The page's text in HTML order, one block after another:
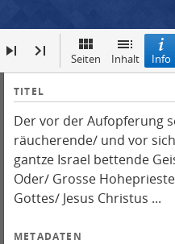
Seiten Inhalt Info
I
f
o
TITEL
Der vor der Aufopferung
räucherende/ und vor
gantze Israel bettende
Oder/ Grosse
Gottes/ Jesus Christus ...
METADATEN